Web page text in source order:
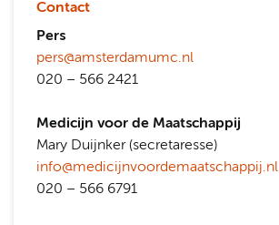
Contact
Pers
pers@amsterdamumc.nl
020 – 566 2421
Medicijn voor de Maatschappij
Mary Duijnker (secretaresse)
info@medicijnvoordemaatschappij.nl
020 – 566 6791